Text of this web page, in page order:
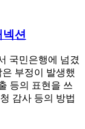
션
국민은행에 넘겼
부정이 발생했
등의 표현을 쓰
감사 등의 방법